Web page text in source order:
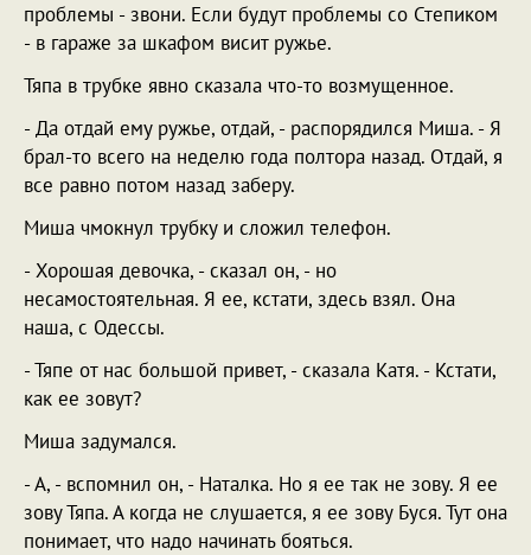
проблемы - звони. Если будут проблемы со Степиком
- в гараже за шкафом висит ружье.
Тяпа в трубке явно сказала что-то возмущенное.
- Да отдай ему ружье, отдай, - распорядился Миша. - Я
брал-то всего на неделю года полтора назад. Отдай, я
все равно потом назад заберу.
Миша чмокнул трубку и сложил телефон.
- Хорошая девочка, - сказал он, - но
несамостоятельная. Я ее, кстати, здесь взял. Она
наша, с Одессы.
- Тяпе от нас большой привет, - сказала Катя. - Кстати,
как ее зовут?
Миша задумался.
- А, - вспомнил он, - Наталка. Но я ее так не зову. Я ее
зову Тяпа. А когда не слушается, я ее зову Буся. Тут она
понимает, что надо начинать бояться.